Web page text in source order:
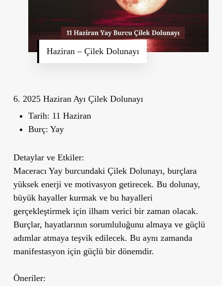
Haziran – Çilek Dolunayı
6. 2025 Haziran Ayı Çilek Dolunayı
Tarih: 11 Haziran
Burç: Yay
Detaylar ve Etkiler:
Maceracı Yay burcundaki Çilek Dolunayı, burçlara
yüksek enerji ve motivasyon getirecek. Bu dolunay,
büyük hayaller kurmak ve bu hayalleri
gerçekleştirmek için ilham verici bir zaman olacak.
Burçlar, hayatlarının sorumluluğunu almaya ve güçlü
adımlar atmaya teşvik edilecek. Bu aynı zamanda
manifestasyon için güçlü bir dönemdir.
Öneriler: